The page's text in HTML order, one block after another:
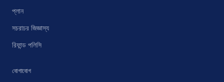
প্লান
সচরাচর জিজ্ঞাস্য
রিফান্ড পলিসি
যোগাযোগ